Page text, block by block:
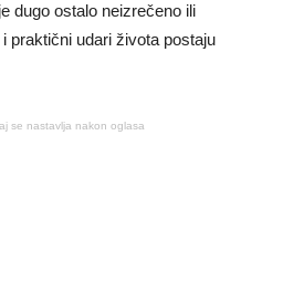
dugo ostalo neizrečeno ili
praktični udari života postaju
se nastavlja nakon oglasa